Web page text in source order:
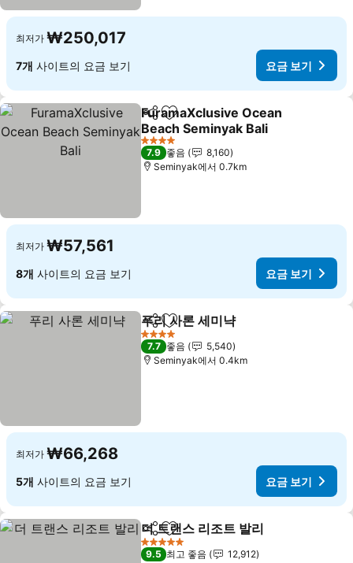
최저가 ₩250,017
7개 사이트의 요금 보기 요금 보기
공유 즐겨찾기에 추가
FuramaXclusive Ocean
Beach Seminyak Bali
요금 보기
4 성급
7.9 좋음
8,160
Seminyak에서 0.7km
최저가 ₩57,561
8개 사이트의 요금 보기 요금 보기
공유 즐겨찾기에 추가
푸리 사론 세미냑
4 성급
7.7 좋음
5,540
Seminyak에서 0.4km
최저가 ₩66,268
5개 사이트의 요금 보기 요금 보기
공유 즐겨찾기에 추가
더 트랜스 리조트 발리
5 성급
9.5 최고 좋음
12,912